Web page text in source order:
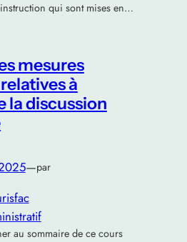
qui sont mises en…
mesures
à
la discussion
—par
au sommaire de ce cours